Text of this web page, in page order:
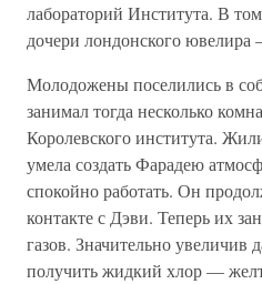
лабораторий Института. В
дочери лондонского
Молодожены поселились в
занимал тогда несколько
Королевского института.
умела создать Фарадею
спокойно работать. Он
контакте с Дэви. Теперь их
газов. Значительно увеличив
получить жидкий хлор —